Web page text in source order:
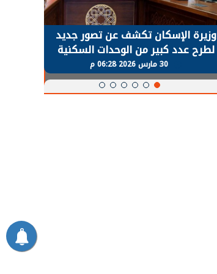
وزيرة الإسكان تكشف عن تصور جديد
لطرح عدد كبير من الوحدات السكنية
بنظام الإيجار